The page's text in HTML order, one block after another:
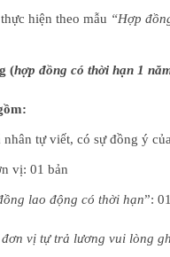
hiện theo mẫu “Hợp
(hợp đồng có thời hạn 1
tự viết, có sự đồng ý
vị: 01 bản
lao động có thời hạn”:
vị tự trả lương vui lòng